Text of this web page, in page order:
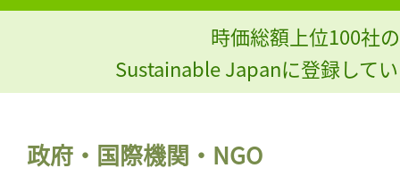
時価総額上位100社
Sustainable Japanに登録して
政府・国際機関・NGO